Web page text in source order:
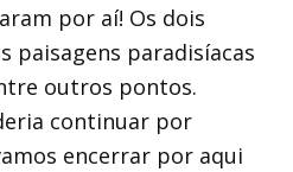
por aí! Os dois
paisagens paradisíacas
outros pontos.
continuar por
encerrar por aqui